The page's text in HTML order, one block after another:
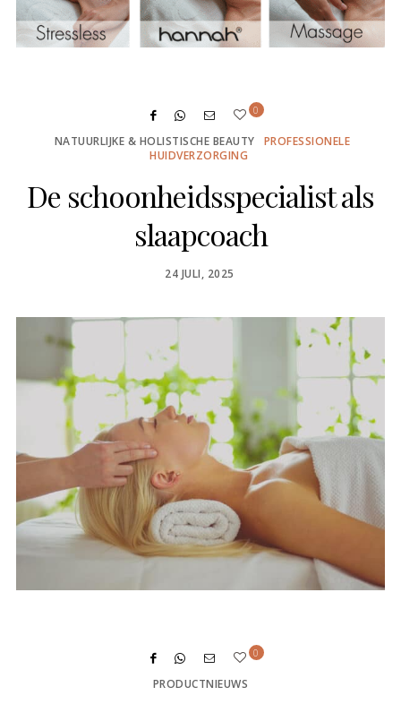
0
NATUURLIJKE & HOLISTISCHE BEAUTY
PROFESSIONELE
HUIDVERZORGING
De schoonheidsspecialist als
slaapcoach
POSTED
24 JULI, 2025
0
PRODUCTNIEUWS